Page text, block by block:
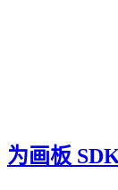
为画板